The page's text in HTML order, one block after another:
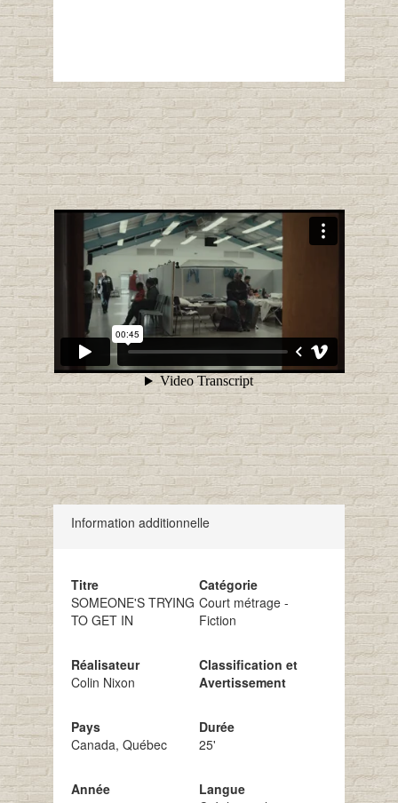
Information additionnelle
Titre
SOMEONE'S TRYING
TO GET IN
Réalisateur
Colin Nixon
Pays
Canada, Québec
Année
Catégorie
Court métrage -
Fiction
Classification et
Avertissement
Durée
25'
Langue